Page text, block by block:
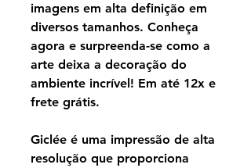
imagens em alta definição em
diversos tamanhos. Conheça
agora e surpreenda-se como a
arte deixa a decoração do
ambiente incrível! Em até 12x e
frete grátis.
Giclée é uma impressão de alta
resolução que proporciona